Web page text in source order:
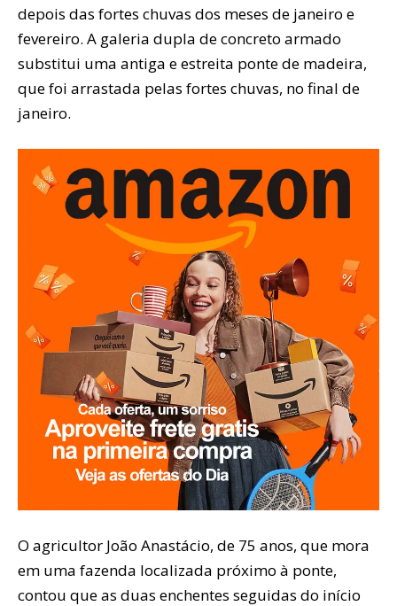
depois das fortes chuvas dos meses de janeiro e
fevereiro. A galeria dupla de concreto armado
substitui uma antiga e estreita ponte de madeira,
que foi arrastada pelas fortes chuvas, no final de
janeiro.
O agricultor João Anastácio, de 75 anos, que mora
em uma fazenda localizada próximo à ponte,
contou que as duas enchentes seguidas do início